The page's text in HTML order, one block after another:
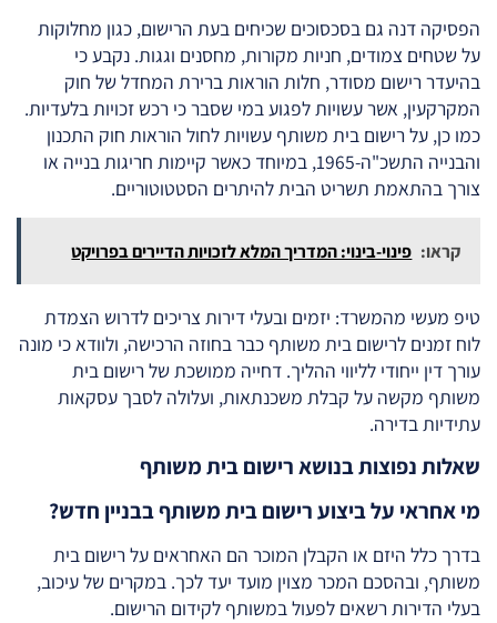
הפסיקה דנה גם בסכסוכים שכיחים בעת הרישום, כגון מחלוקות
על שטחים צמודים, חניות מקורות, מחסנים וגגות. נקבע כי
בהיעדר רישום מסודר, חלות הוראות ברירת המחדל של חוק
המקרקעין, אשר עשויות לפגוע במי שסבר כי רכש זכויות בלעדיות.
כמו כן, על רישום בית משותף עשויות לחול הוראות חוק התכנון
והבנייה התשכ"ה-1965, במיוחד כאשר קיימות חריגות בנייה או
צורך בהתאמת תשריט הבית להיתרים הסטטוטוריים.
קראו: פינוי-בינוי: המדריך המלא לזכויות הדיירים בפרויקט
טיפ מעשי מהמשרד: יזמים ובעלי דירות צריכים לדרוש הצמדת
לוח זמנים לרישום בית משותף כבר בחוזה הרכישה, ולוודא כי מונה
עורך דין ייחודי לליווי ההליך. דחייה ממושכת של רישום בית
משותף מקשה על קבלת משכנתאות, ועלולה לסבך עסקאות
עתידיות בדירה.
שאלות נפוצות בנושא רישום בית משותף
מי אחראי על ביצוע רישום בית משותף בבניין חדש?
בדרך כלל היזם או הקבלן המוכר הם האחראים על רישום בית
משותף, ובהסכם המכר מצוין מועד יעד לכך. במקרים של עיכוב,
בעלי הדירות רשאים לפעול במשותף לקידום הרישום.